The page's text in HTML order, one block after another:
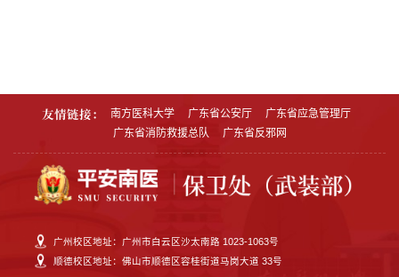
友情链接： 南方医科大学 广东省公安厅
广东省应急管理厅
广东省消防救援总队
广东省反邪网
广州校区地址：广州市白云区沙太南路 1023-1063号
顺德校区地址：佛山市顺德区容桂街道马岗大道 33号